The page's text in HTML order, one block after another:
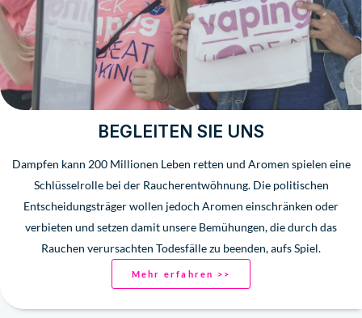
BEGLEITEN SIE UNS
Dampfen kann 200 Millionen Leben retten und Aromen spielen eine
Schlüsselrolle bei der Raucherentwöhnung. Die politischen
Entscheidungsträger wollen jedoch Aromen einschränken oder
verbieten und setzen damit unsere Bemühungen, die durch das
Rauchen verursachten Todesfälle zu beenden, aufs Spiel.
Mehr erfahren >>